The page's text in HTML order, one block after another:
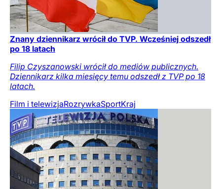
Znany dziennikarz wrócił do TVP. Wcześniej odszedł
po 18 latach
Filip Czyszanowski wrócił do mediów publicznych.
Dziennikarz kilka miesięcy temu odszedł z TVP po 18
latach.
Film i telewizjaRozrywkaSportKraj